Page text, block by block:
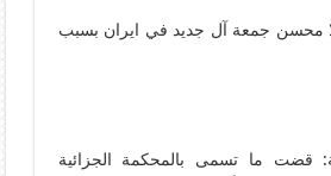
محسن جمعة آل جديد في ايران بسبب
ما تسمى بالمحكمة الجزائية